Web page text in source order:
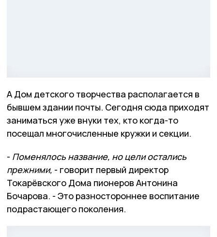
А Дом детского творчества располагается в
бывшем здании почты. Сегодня сюда приходят
заниматься уже внуки тех, кто когда-то
посещал многочисленные кружки и секции.
- Поменялось название, но цели остались
прежними, - говорит первый директор
Токарёвского Дома пионеров Антонина
Бочарова. - Это разностороннее воспитание
подрастающего поколения.